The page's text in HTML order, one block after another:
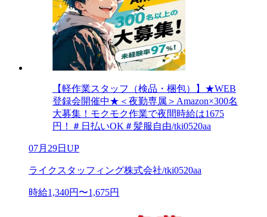
【軽作業スタッフ（検品・梱包）】★WEB
登録会開催中★＜夜勤専属＞Amazon×300名
大募集！モクモク作業で夜間時給は1675
円！＃日払いOK＃髪服自由/tki0520aa
07月29日UP
ライクスタッフィング株式会社/tki0520aa
時給1,340円〜1,675円